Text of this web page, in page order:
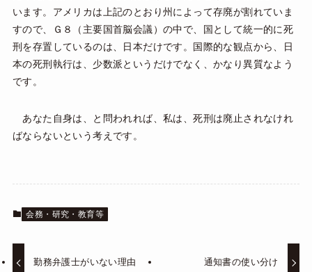
います。アメリカは上記のとおり州によって存廃が割れていま
すので、Ｇ８（主要国首脳会議）の中で、国として統一的に死
刑を存置しているのは、日本だけです。国際的な観点から、日
本の死刑執行は、少数派というだけでなく、かなり異質なよう
です。
あなた自身は、と問われれば、私は、死刑は廃止されなけれ
ばならないという考えです。
会務・研究・教育等
勤務弁護士がいない理由 通知書の使い分け